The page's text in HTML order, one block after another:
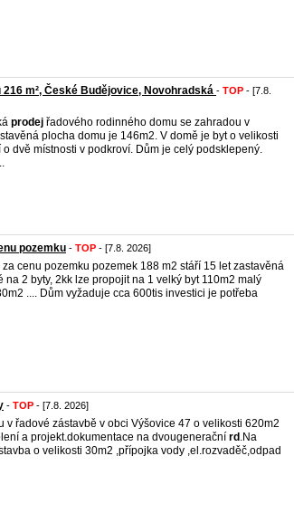
216 m², České Budějovice, Novohradská - TOP - [7.8.
prodej řadového rodinného domu se zahradou v
plocha domu je 146m2. V domě je byt o velikosti
dvě místnosti v podkroví. Dům je celý podsklepený.
pozemku - TOP - [7.8. 2026]
cenu pozemku pozemek 188 m2 stáří 15 let zastavěná
2 byty, 2kk lze propojit na 1 velký byt 110m2 malý
.... Dům vyžaduje cca 600tis investici je potřeba
- TOP - [7.8. 2026]
v řadové zástavbě v obci Výšovice 47 o velikosti 620m2
a projekt.dokumentace na dvougenerační rd .Na
o velikosti 30m2 ,přípojka vody ,el.rozvaděč,odpad